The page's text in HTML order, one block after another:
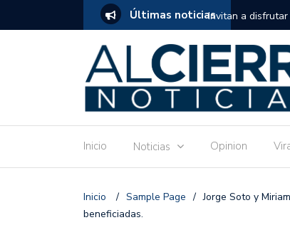
Últimas noticias
de estimulación temprana para mamás
Invitan a
Ronquillo este
Inicio Noticias Opinion
Inicio / Sample Page / Jorge Soto y
beneficiadas.